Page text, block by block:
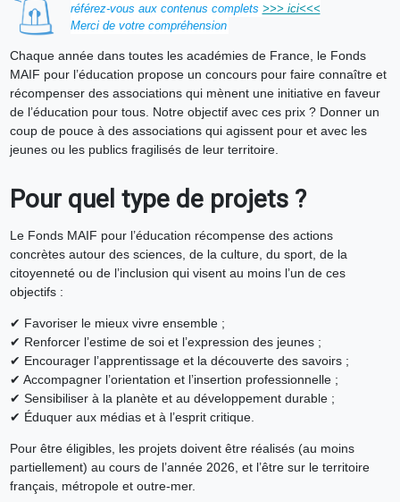
référez-vous aux contenus complets >>> ici<<<
Merci de votre compréhension
Chaque année dans toutes les académies de France, le Fonds
MAIF pour l’éducation propose un concours pour faire connaître et
récompenser des associations qui mènent une initiative en faveur
de l’éducation pour tous. Notre objectif avec ces prix ? Donner un
coup de pouce à des associations qui agissent pour et avec les
jeunes ou les publics fragilisés de leur territoire.
Pour quel type de projets ?
Le Fonds MAIF pour l’éducation récompense des actions
concrètes autour des sciences, de la culture, du sport, de la
citoyenneté ou de l’inclusion qui visent au moins l’un de ces
objectifs :
✔ Favoriser le mieux vivre ensemble ;
✔ Renforcer l’estime de soi et l’expression des jeunes ;
✔ Encourager l’apprentissage et la découverte des savoirs ;
✔ Accompagner l’orientation et l’insertion professionnelle ;
✔ Sensibiliser à la planète et au développement durable ;
✔ Éduquer aux médias et à l’esprit critique.
Pour être éligibles, les projets doivent être réalisés (au moins
partiellement) au cours de l’année 2026, et l’être sur le territoire
français, métropole et outre-mer.